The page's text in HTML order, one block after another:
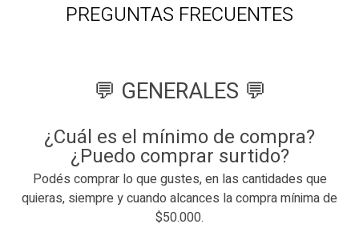
PREGUNTAS FRECUENTES
💬 GENERALES 💬
¿Cuál es el mínimo de compra?
¿Puedo comprar surtido?
Podés comprar lo que gustes, en las cantidades que
quieras, siempre y cuando alcances la compra mínima de
$50.000.